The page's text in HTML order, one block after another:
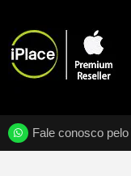
Fale conosco